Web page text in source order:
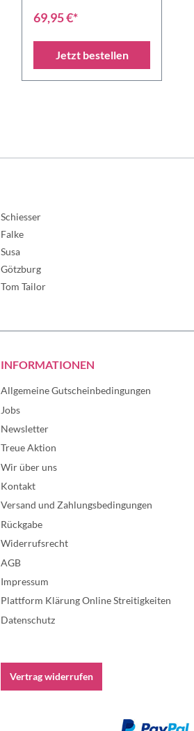
69,95 €*
Jetzt bestellen
Schiesser
Falke
Susa
Götzburg
Tom Tailor
INFORMATIONEN
Allgemeine Gutscheinbedingungen
Jobs
Newsletter
Treue Aktion
Wir über uns
Kontakt
Versand und Zahlungsbedingungen
Rückgabe
Widerrufsrecht
AGB
Impressum
Plattform Klärung Online Streitigkeiten
Datenschutz
Vertrag widerrufen